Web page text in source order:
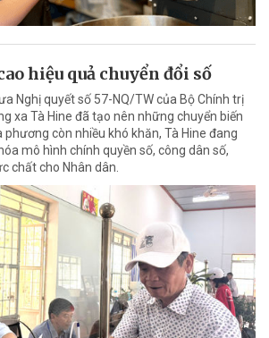
hiệu quả chuyển đổi số
Nghị quyết số 57-NQ/TW của Bộ Chính trị
xa Tà Hine đã tạo nên những chuyển biến
còn nhiều khó khăn, Tà Hine đang
mô hình chính quyền số, công dân số,
chất cho Nhân dân.